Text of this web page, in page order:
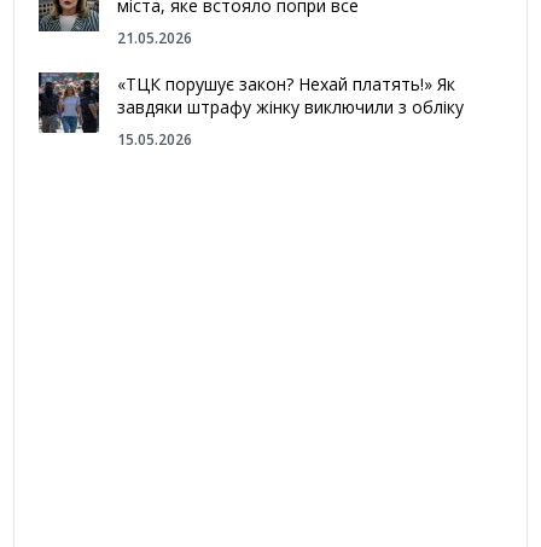
міста, яке встояло попри все
21.05.2026
«ТЦК порушує закон? Нехай платять!» Як
завдяки штрафу жінку виключили з обліку
15.05.2026